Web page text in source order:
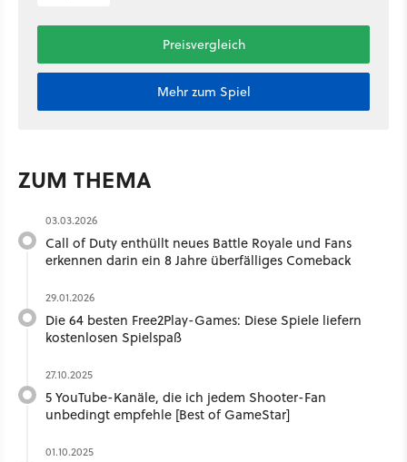
Preisvergleich
Mehr zum Spiel
ZUM THEMA
03.03.2026
Call of Duty enthüllt neues Battle Royale und Fans
erkennen darin ein 8 Jahre überfälliges Comeback
29.01.2026
Die 64 besten Free2Play-Games: Diese Spiele liefern
kostenlosen Spielspaß
27.10.2025
5 YouTube-Kanäle, die ich jedem Shooter-Fan
unbedingt empfehle [Best of GameStar]
01.10.2025